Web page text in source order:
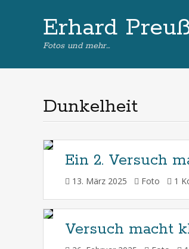
Erhard
Fotos und mehr…
Dunkelheit
Ein 2. Versuch
13. März 2025 Foto 1
Versuch macht